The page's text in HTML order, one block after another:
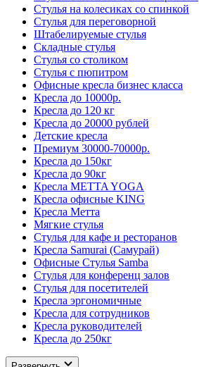
Стулья на колесиках со спинкой
Стулья для переговорной
Штабелируемые стулья
Складные стулья
Стулья со столиком
Стулья с пюпитром
Офисные кресла бизнес класса
Кресла до 10000р.
Кресла до 120 кг
Кресла до 20000 рублей
Детские кресла
Премиум 30000-70000р.
Кресла до 150кг
Кресла до 90кг
Кресла METTA YOGA
Кресла офисные KING
Кресла Метта
Мягкие стулья
Стулья для кафе и ресторанов
Кресла Samurai (Самурай)
Офисные Стулья Samba
Стулья для конференц залов
Стулья для посетителей
Кресла эргономичные
Кресла для сотрудников
Кресла руководителей
Кресла до 250кг